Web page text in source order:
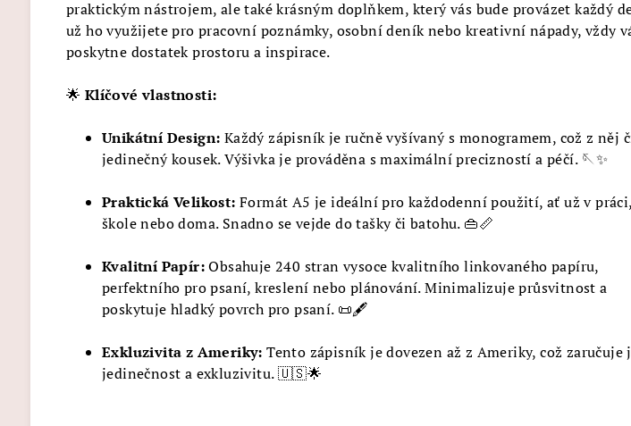
praktickým nástrojem, ale také krásným doplňkem, který vás bude provázet každý
už ho využijete pro pracovní poznámky, osobní deník nebo kreativní nápady, vždy
poskytne dostatek prostoru a inspirace.
🌟 Klíčové vlastnosti:
Unikátní Design: Každý zápisník je ručně vyšívaný s monogramem, což z něj
jedinečný kousek. Výšivka je prováděna s maximální precizností a péčí. 🪡✨
Praktická Velikost: Formát A5 je ideální pro každodenní použití, ať už v
škole nebo doma. Snadno se vejde do tašky či batohu. 👜📏
Kvalitní Papír:Obsahuje 240 stran vysoce kvalitního linkovaného papíru,
perfektního pro psaní, kreslení nebo plánování. Minimalizuje průsvitnost a
poskytuje hladký povrch pro psaní. 📜🖋️
Exkluzivita z Ameriky: Tento zápisník je dovezen až z Ameriky, což zaručuje
jedinečnost a exkluzivitu. 🇺🇸🌟